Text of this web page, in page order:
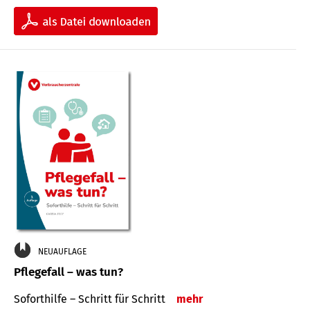
NEUAUFLAGE
Pflegefall – was tun?
Soforthilfe – Schritt für Schritt mehr